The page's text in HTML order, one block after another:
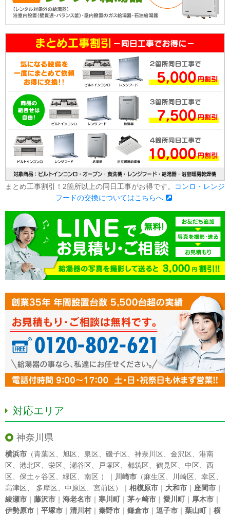
まとめ工事割引！2箇所以上の同日工事がお得です。
コンロ・レンジ
フードの交換についてはこちらへ
対応エリア
神奈川県
横浜市 （青葉区 旭区 泉区 磯子区 神奈川区 金沢区
港南
区
港北区 栄区 瀬谷区 戸塚区 都筑区 鶴見区 中区
西
区
保土ヶ谷区 緑区 南区 ）｜ 川崎市 （麻生区 川崎区 幸区
高津区
多摩区 中原区 宮前区）｜ 相模原市 ｜ 大和市 ｜ 座間市 ｜
綾瀬市 ｜ 藤沢市 ｜ 海老名市 ｜ 寒川町｜ 茅ヶ崎市 ｜ 愛川町｜ 厚木市 ｜
伊勢原市 ｜ 平塚市 ｜ 清川村｜ 秦野市 ｜ 鎌倉市 ｜ 逗子市 ｜ 葉山町｜ 横